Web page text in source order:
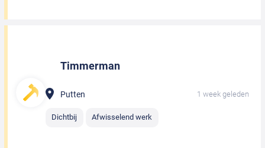
Timmerman
Putten 1 week geleden
Dichtbij Afwisselend werk